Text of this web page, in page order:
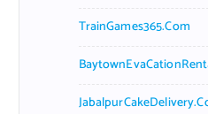
TrainGames365.com